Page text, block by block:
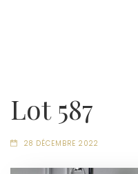
Lot 587
28 DÉCEMBRE 2022